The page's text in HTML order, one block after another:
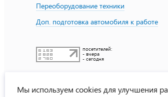
Переоборудование техники
Доп. подготовка автомобиля к работе
посетителей:
- вчера
- сегодня
Мы используем cookies для улучшения